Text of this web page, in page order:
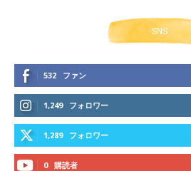
SNS
532 ファン
1,249 フォロワー
1,289 フォロワー
0 購読者